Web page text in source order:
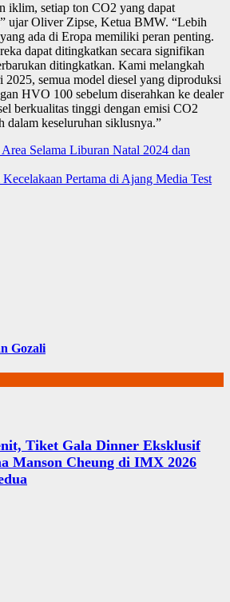
iklim, setiap ton CO2 yang dapat
ujar Oliver Zipse, Ketua BMW. “Lebih
ada di Eropa memiliki peran penting.
dapat ditingkatkan secara signifikan
ditingkatkan. Kami melangkah
semua model diesel yang diproduksi
HVO 100 sebelum diserahkan ke dealer
berkualitas tinggi dengan emisi CO2
dalam keseluruhan siklusnya.”
Selama Liburan Natal 2024 dan
Pertama di Ajang Media Test
Gozali
Tiket Gala Dinner Eksklusif
Manson Cheung di IMX 2026